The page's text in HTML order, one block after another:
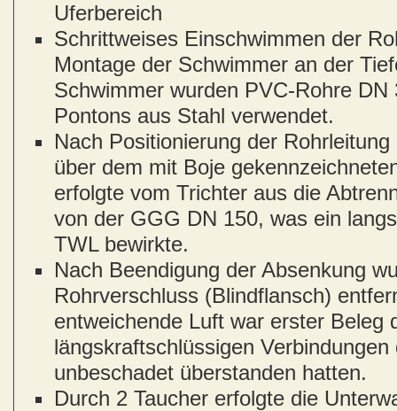
Uferbereich
Schrittweises Einschwimmen der
Montage der Schwimmer an der
Schwimmer wurden PVC-Rohre DN
Pontons aus Stahl verwendet.
Nach Positionierung der
über dem mit Boje
erfolgte vom Trichter aus die
von der GGG DN 150, was ein
TWL bewirkte.
Nach Beendigung der Absenkung
Rohrverschluss (Blindflansch)
entweichende Luft war erster Beleg
längskraftschlüssigen
unbeschadet überstanden hatten.
Durch 2 Taucher erfolgte die